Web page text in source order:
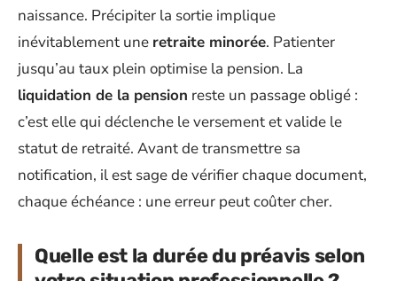
naissance. Précipiter la sortie implique
inévitablement une retraite minorée. Patienter
jusqu’au taux plein optimise la pension. La
liquidation de la pension reste un passage obligé :
c’est elle qui déclenche le versement et valide le
statut de retraité. Avant de transmettre sa
notification, il est sage de vérifier chaque document,
chaque échéance : une erreur peut coûter cher.
Quelle est la durée du préavis selon